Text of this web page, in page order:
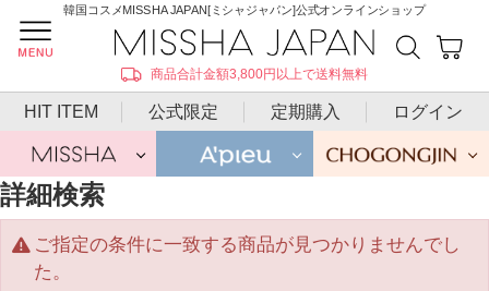
韓国コスメMISSHA JAPAN[ミシャジャパン]公式オンラインショップ
商品合計金額3,800円以上で送料無料
HIT ITEM 公式限定 定期購入 ログイン
詳細検索
ご指定の条件に一致する商品が見つかりませんでし
た。